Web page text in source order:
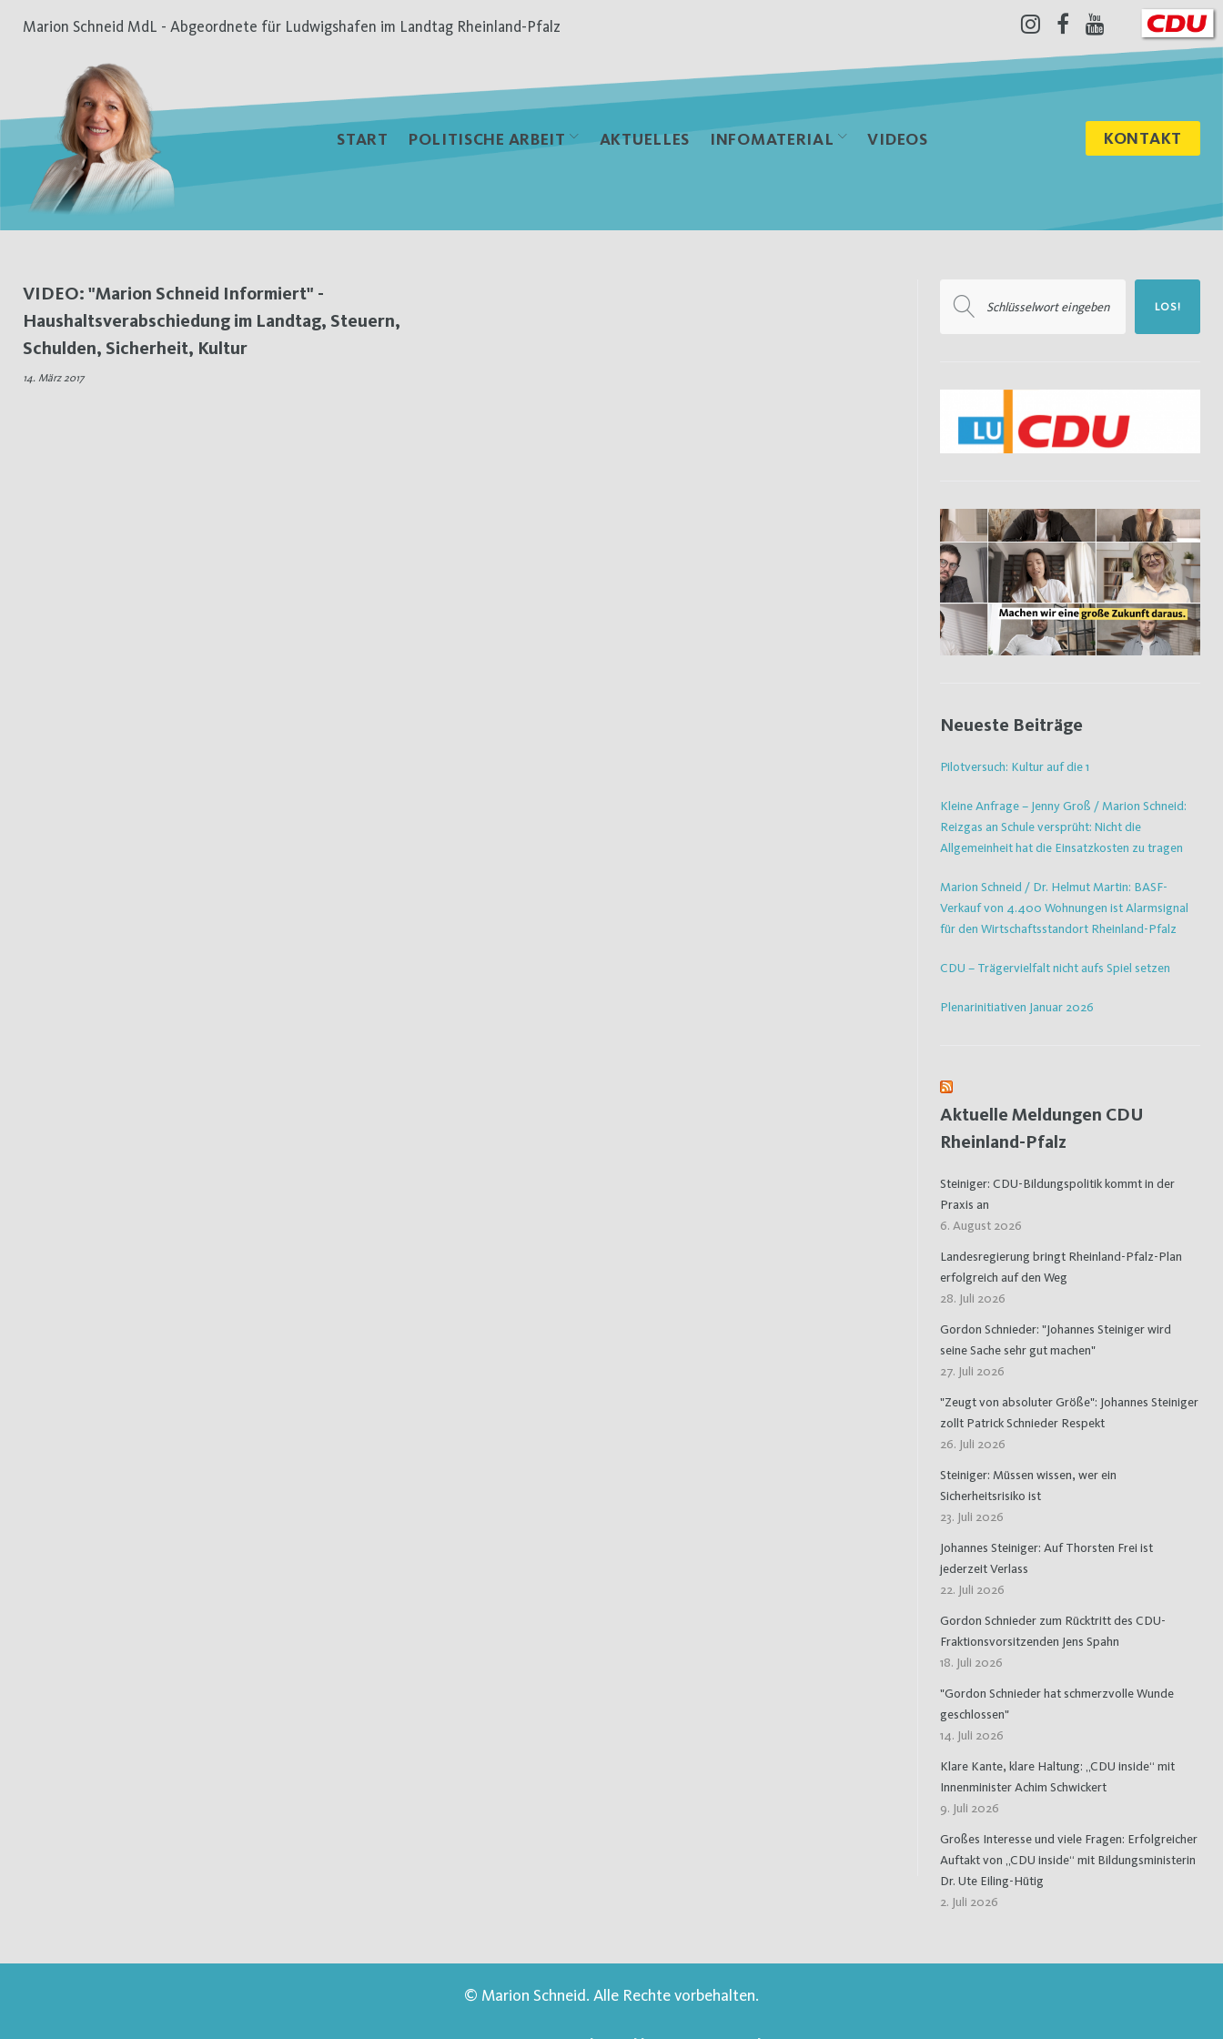
Inhalt
Marion Schneid MdL - Abgeordnete für Ludwigshafen im Landtag Rheinland-Pfalz
Instagram
Facebook
Youtube
START POLITISCHE ARBEIT AKTUELLES INFOMATERIAL VIDEOS KONTAKT
Schlagwort:
Haushaltsverabschiedung
VIDEO: "Marion Schneid Informiert" -
Haushaltsverabschiedung im Landtag, Steuern,
Schulden, Sicherheit, Kultur
14. März 2017
nach:
LOS!
Neueste Beiträge
Pilotversuch: Kultur auf die 1
Kleine Anfrage – Jenny Groß / Marion Schneid:
Reizgas an Schule versprüht: Nicht die
Allgemeinheit hat die Einsatzkosten zu tragen
Marion Schneid / Dr. Helmut Martin: BASF-
Verkauf von 4.400 Wohnungen ist Alarmsignal
für den Wirtschaftsstandort Rheinland-Pfalz
CDU – Trägervielfalt nicht aufs Spiel setzen
Plenarinitiativen Januar 2026
Aktuelle Meldungen CDU
Rheinland-Pfalz
Steiniger: CDU-Bildungspolitik kommt in der
Praxis an
6. August 2026
Landesregierung bringt Rheinland-Pfalz-Plan
erfolgreich auf den Weg
28. Juli 2026
Gordon Schnieder: "Johannes Steiniger wird
seine Sache sehr gut machen"
27. Juli 2026
"Zeugt von absoluter Größe": Johannes Steiniger
zollt Patrick Schnieder Respekt
26. Juli 2026
Steiniger: Müssen wissen, wer ein
Sicherheitsrisiko ist
23. Juli 2026
Johannes Steiniger: Auf Thorsten Frei ist
jederzeit Verlass
22. Juli 2026
Gordon Schnieder zum Rücktritt des CDU-
Fraktionsvorsitzenden Jens Spahn
18. Juli 2026
"Gordon Schnieder hat schmerzvolle Wunde
geschlossen"
14. Juli 2026
Klare Kante, klare Haltung: „CDU inside“ mit
Innenminister Achim Schwickert
9. Juli 2026
Großes Interesse und viele Fragen: Erfolgreicher
Auftakt von „CDU inside“ mit Bildungsministerin
Dr. Ute Eiling-Hütig
2. Juli 2026
© Marion Schneid. Alle Rechte vorbehalten.